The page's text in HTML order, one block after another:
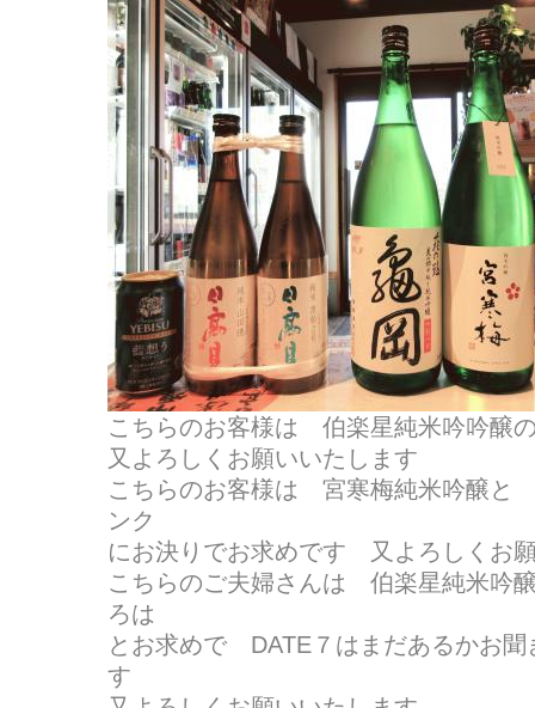
こちらのお客様は 伯楽星純米吟吟醸
又よろしくお願いいたします
こちらのお客様は 宮寒梅純米吟醸と
ンク
にお決りでお求めです 又よろしくお
こちらのご夫婦さんは 伯楽星純米吟
ろは
とお求めで DATE７はまだあるかお
す